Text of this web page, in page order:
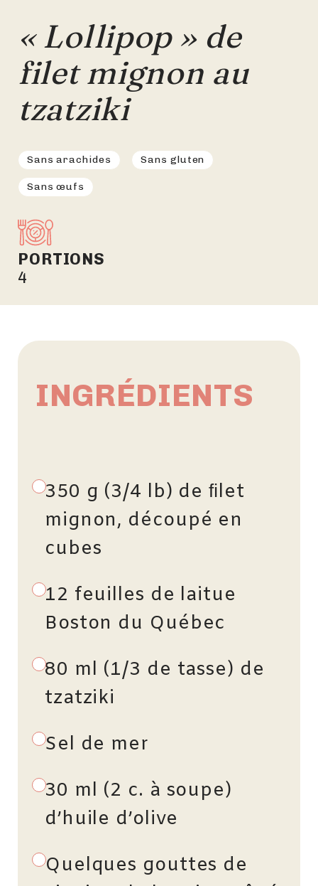
« Lollipop » de
filet mignon au
tzatziki
Sans arachides Sans gluten
Sans œufs
PORTIONS
4
INGRÉDIENTS
350 g (3/4 lb) de ﬁlet
mignon, découpé en
cubes
12 feuilles de laitue
Boston du Québec
80 ml (1/3 de tasse) de
tzatziki
Sel de mer
30 ml (2 c. à soupe)
d’huile d’olive
Quelques gouttes de